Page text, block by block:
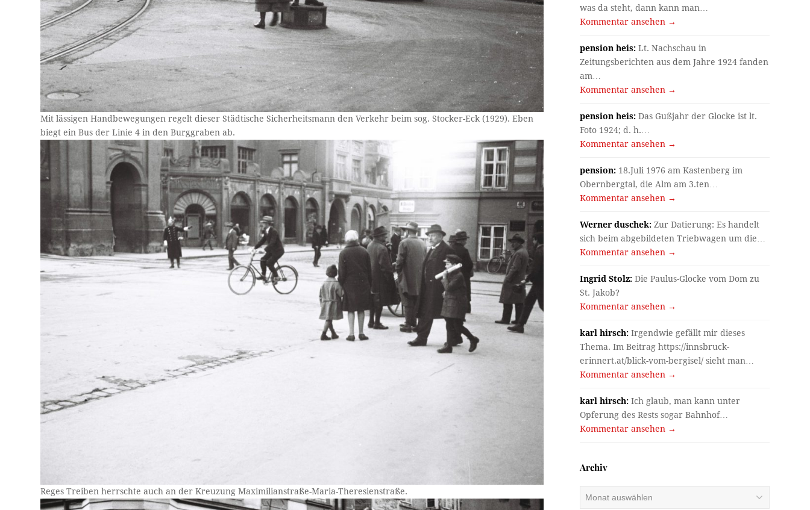
Mit lässigen Handbewegungen regelt dieser Städtische Sicherheitsmann den Verkehr beim sog. Stocker-Eck (1929). Eben
biegt ein Bus der Linie 4 in den Burggraben ab.
Reges Treiben herrschte auch an der Kreuzung Maximilianstraße-Maria-Theresienstraße.
was da steht, dann kann man…
Kommentar ansehen →
pension heis: Lt. Nachschau in
Zeitungsberichten aus dem Jahre 1924 fanden
am…
Kommentar ansehen →
pension heis: Das Gußjahr der Glocke ist lt.
Foto 1924; d. h.…
Kommentar ansehen →
pension: 18.Juli 1976 am Kastenberg im
Obernbergtal, die Alm am 3.ten…
Kommentar ansehen →
Werner duschek: Zur Datierung: Es handelt
sich beim abgebildeten Triebwagen um die…
Kommentar ansehen →
Ingrid Stolz: Die Paulus-Glocke vom Dom zu
St. Jakob?
Kommentar ansehen →
karl hirsch: Irgendwie gefällt mir dieses
Thema. Im Beitrag https://innsbruck-
erinnert.at/blick-vom-bergisel/ sieht man…
Kommentar ansehen →
karl hirsch: Ich glaub, man kann unter
Opferung des Rests sogar Bahnhof…
Kommentar ansehen →
Archiv
Archiv